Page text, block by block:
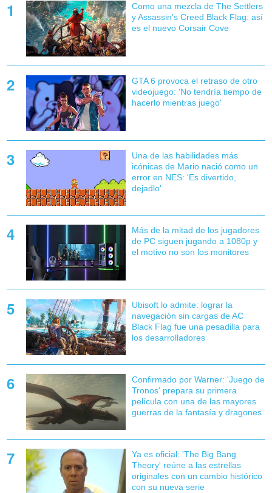
Como una mezcla de The Settlers
y Assassin's Creed Black Flag: así
es el nuevo Corsair Cove
GTA 6 provoca el retraso de otro
videojuego: 'No tendría tiempo de
hacerlo mientras juego'
Una de las habilidades más
icónicas de Mario nació como un
error en NES: 'Es divertido,
dejadlo'
Más de la mitad de los jugadores
de PC siguen jugando a 1080p y
el motivo no son los monitores
Ubisoft lo admite: lograr la
navegación sin cargas de AC
Black Flag fue una pesadilla para
los desarrolladores
Confirmado por Warner: 'Juego de
Tronos' prepara su primera
película con una de las mayores
guerras de la fantasía y dragones
Ya es oficial: 'The Big Bang
Theory' reúne a las estrellas
originales con un cambio histórico
con su nueva serie